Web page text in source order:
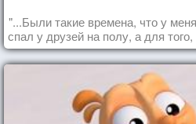
"...Были такие времена, что у
спал у друзей на полу, а для
бутылки из под